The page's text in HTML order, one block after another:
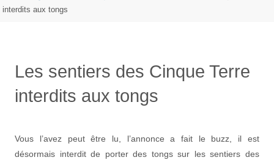
E
N I
E
interdits aux tongs
Les sentiers des Cinque Terre
interdits aux tongs
Vous l’avez peut être lu, l’annonce a fait le buzz, il est
désormais interdit de porter des tongs sur les sentiers des